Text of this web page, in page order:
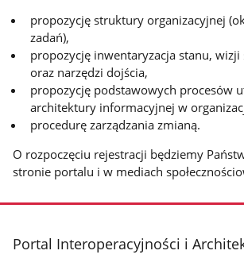
propozycję struktury organizacyjnej
zadań),
propozycję inwentaryzacja stanu,
oraz narzędzi dojścia,
propozycję podstawowych procesów
architektury informacyjnej w
procedurę zarządzania zmianą.
O rozpoczęciu rejestracji będziemy
stronie portalu i w mediach
stopka
Portal Interoperacyjności i